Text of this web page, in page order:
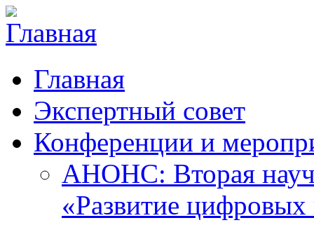
Главная
Экспертный совет
Конференции и
АНОНС: Вторая
«Развитие цифровых